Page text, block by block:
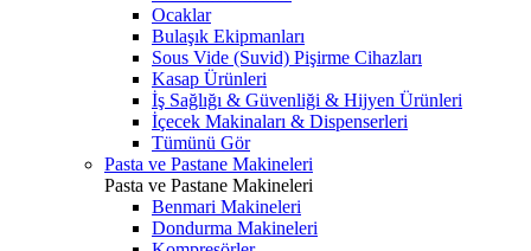
Ocaklar
Bulaşık Ekipmanları
Sous Vide (Suvid) Pişirme Cihazları
Kasap Ürünleri
İş Sağlığı & Güvenliği & Hijyen Ürünleri
İçecek Makinaları & Dispenserleri
Tümünü Gör
Pasta ve Pastane Makineleri
Pasta ve Pastane Makineleri
Benmari Makineleri
Dondurma Makineleri